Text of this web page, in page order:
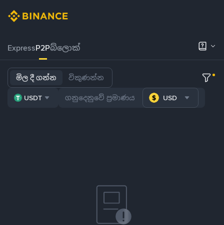
ExpressP2Pබ්ලොක්
මිල දී ගන්න විකුණන්න
USDT USD